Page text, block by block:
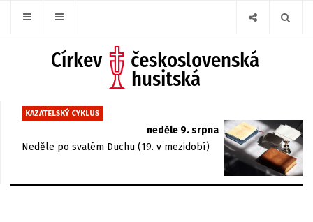
KAZATELSKÝ CYKLUS
neděle 9. srpna
Neděle po svatém Duchu (19. v mezidobí)